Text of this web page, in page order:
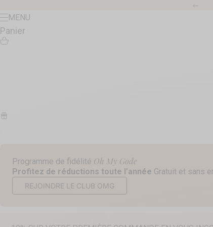
Menu
MENU
Panier
Programme de fidélité Oh My Gode
Profitez de réductions toute l’année Gratuit et sans
REJOINDRE LE CLUB OMG